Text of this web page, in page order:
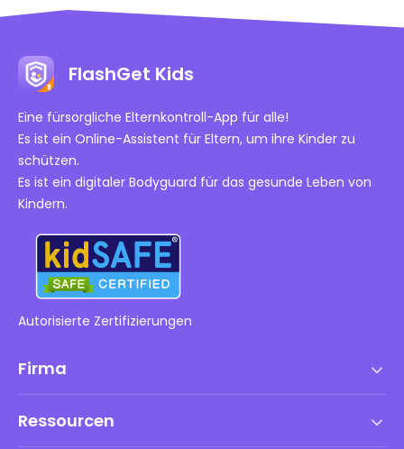
FlashGet Kids
Eine fürsorgliche Elternkontroll-App für alle!
Es ist ein Online-Assistent für Eltern, um ihre Kinder zu
schützen.
Es ist ein digitaler Bodyguard für das gesunde Leben von
Kindern.
Autorisierte Zertifizierungen
Firma
Ressourcen